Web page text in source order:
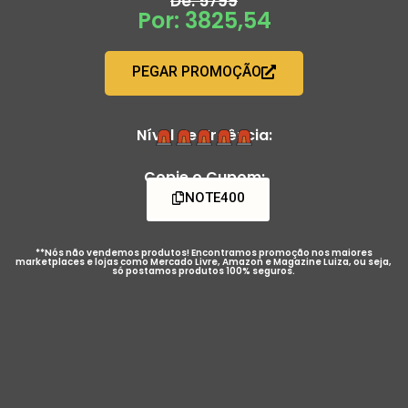
Por: 3825,54
PEGAR PROMOÇÃO
Nível de Urgência:
Copie o Cupom:
NOTE400
**Nós não vendemos produtos! Encontramos promoção nos maiores
marketplaces e lojas como Mercado Livre, Amazon e Magazine Luiza, ou seja,
só postamos produtos 100% seguros.